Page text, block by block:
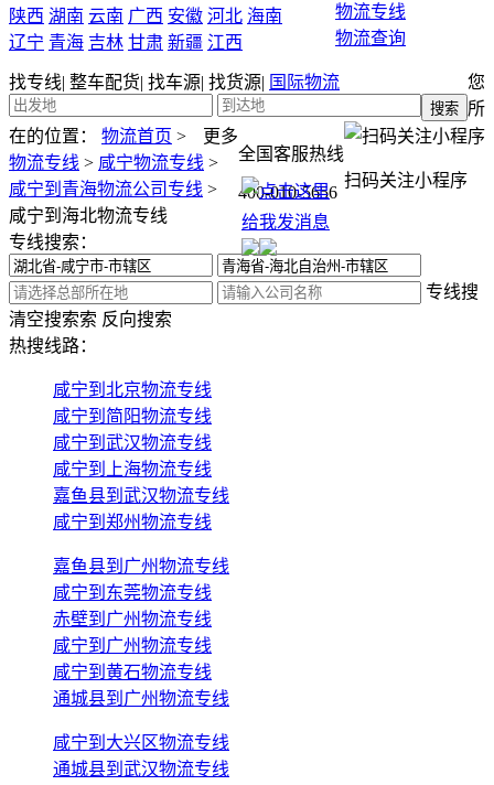
物流专线
物流查询
找专线| 整车配货| 找车源| 找货源| 国际物流
全国客服热线
400-010-5656
扫码关注小程序
陕西 湖南 云南 广西 安徽 河北 海南
辽宁 青海 吉林 甘肃 新疆 江西
更多
您
所
在的位置：
物流首页 >
物流专线 > 咸宁物流专线 >
咸宁到青海物流公司专线 >
咸宁到海北物流专线
专线搜索：
专线搜
索 反向搜索
清空搜索
热搜线路：
咸宁到北京物流专线
咸宁到简阳物流专线
咸宁到武汉物流专线
咸宁到上海物流专线
嘉鱼县到武汉物流专线
咸宁到郑州物流专线
嘉鱼县到广州物流专线
咸宁到东莞物流专线
赤壁到广州物流专线
咸宁到广州物流专线
咸宁到黄石物流专线
通城县到广州物流专线
咸宁到大兴区物流专线
通城县到武汉物流专线